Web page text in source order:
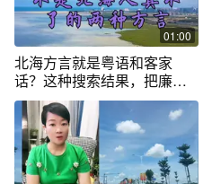
01:00
北海方言就是粤语和客家
话？这种搜索结果，把廉州
话放在何处！